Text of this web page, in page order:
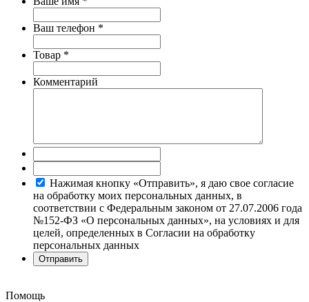
Ваш телефон *
Товар *
Комментарий
Нажимая кнопку «Отправить», я даю свое согласие
на обработку моих персональных данных, в
соответствии с Федеральным законом от 27.07.2006 года
№152-ФЗ «О персональных данных», на условиях и для
целей, определенных в Согласии на обработку
персональных данных
Помощь